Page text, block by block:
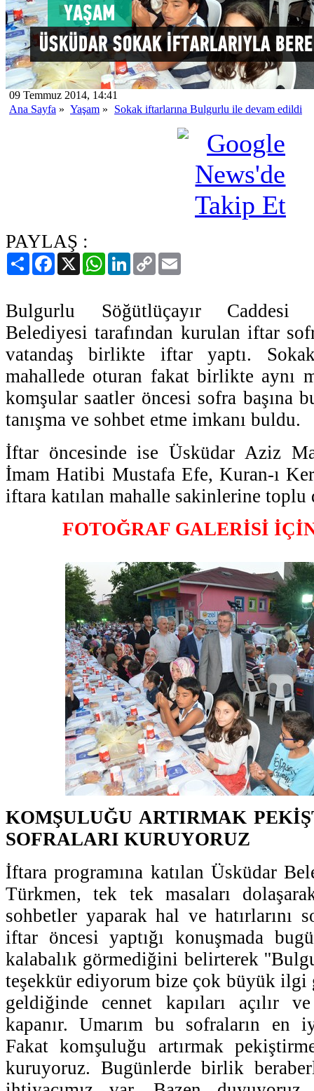
09 Temmuz 2014, 14:41
Ana Sayfa » Yaşam » Sokak iftarlarına Bulgurlu ile devam edildi
PAYLAŞ :
PaylaşFacebook
X WhatsAppLinkedIn
Copy
Link
Bulgurlu Söğütlüçayır Caddesi
Belediyesi tarafından kurulan iftar
vatandaş birlikte iftar yaptı.
mahallede oturan fakat birlikte aynı
komşular saatler öncesi sofra başına
tanışma ve sohbet etme imkanı buldu.
İftar öncesinde ise Üsküdar Aziz
İmam Hatibi Mustafa Efe, Kuran-ı
iftara katılan mahalle sakinlerine toplu
FOTOĞRAF GALERİSİ
KOMŞULUĞU ARTIRMAK
SOFRALARI KURUYORUZ
İftara programına katılan Üsküdar
Türkmen, tek tek masaları
sohbetler yaparak hal ve hatırlarını
iftar öncesi yaptığı konuşmada
kalabalık görmediğini belirterek
teşekkür ediyorum bize çok büyük ilgi
geldiğinde cennet kapıları açılır
kapanır. Umarım bu sofraların en
Fakat komşuluğu artırmak
kuruyoruz. Bugünlerde birlik